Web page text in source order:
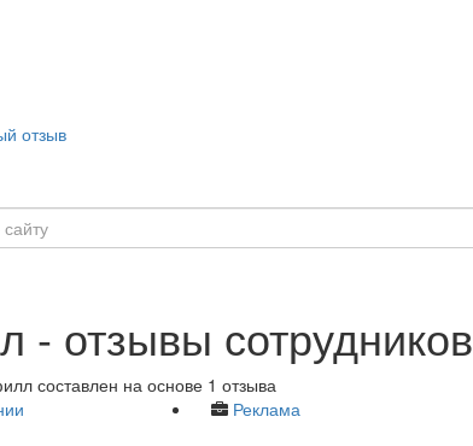
отзыв
- отзывы сотрудников
составлен на основе 1 отзыва
Реклама